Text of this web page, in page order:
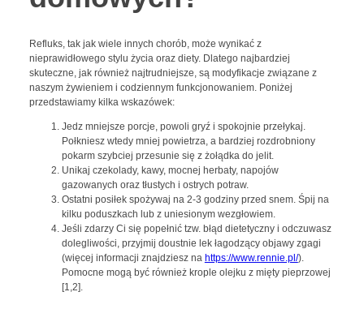
Refluks, tak jak wiele innych chorób, może wynikać z
nieprawidłowego stylu życia oraz diety. Dlatego najbardziej
skuteczne, jak również najtrudniejsze, są modyfikacje związane z
naszym żywieniem i codziennym funkcjonowaniem. Poniżej
przedstawiamy kilka wskazówek:
Jedz mniejsze porcje, powoli gryź i spokojnie przełykaj.
Połkniesz wtedy mniej powietrza, a bardziej rozdrobniony
pokarm szybciej przesunie się z żołądka do jelit.
Unikaj czekolady, kawy, mocnej herbaty, napojów
gazowanych oraz tłustych i ostrych potraw.
Ostatni posiłek spożywaj na 2-3 godziny przed snem. Śpij na
kilku poduszkach lub z uniesionym wezgłowiem.
Jeśli zdarzy Ci się popełnić tzw. błąd dietetyczny i odczuwasz
dolegliwości, przyjmij doustnie lek łagodzący objawy zgagi
(więcej informacji znajdziesz na https://www.rennie.pl/).
Pomocne mogą być również krople olejku z mięty pieprzowej
[1,2].